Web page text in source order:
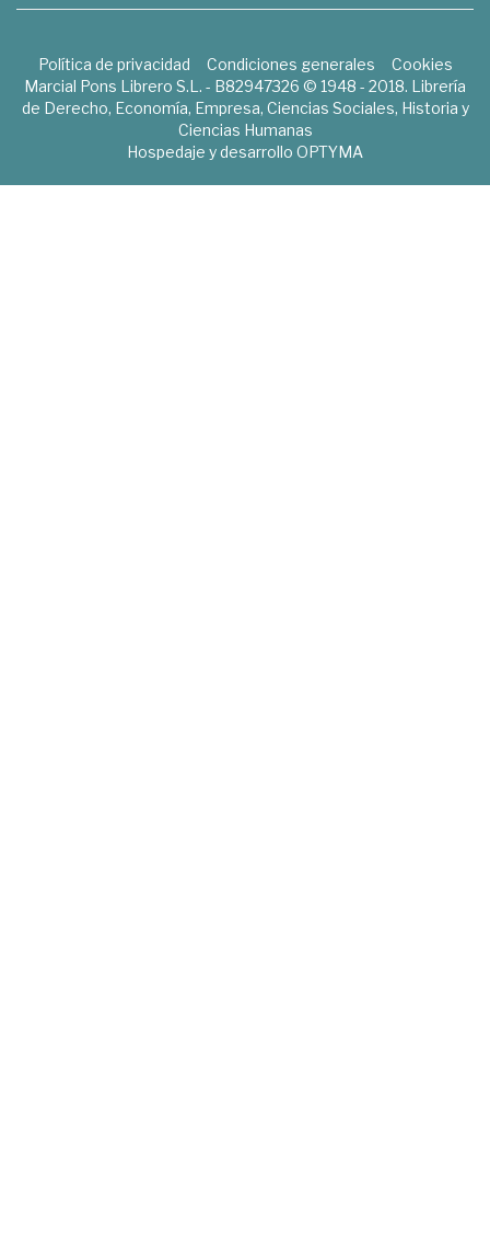
Política de privacidad Condiciones generales
Cookies
Marcial Pons Librero S.L. - B82947326 © 1948 - 2018. Librería
de Derecho, Economía, Empresa, Ciencias Sociales, Historia y
Ciencias Humanas
Hospedaje y desarrollo OPTYMA